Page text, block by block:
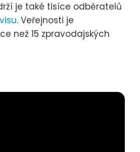
je také tisíce odběratelů
. Veřejnosti je
než 15 zpravodajských